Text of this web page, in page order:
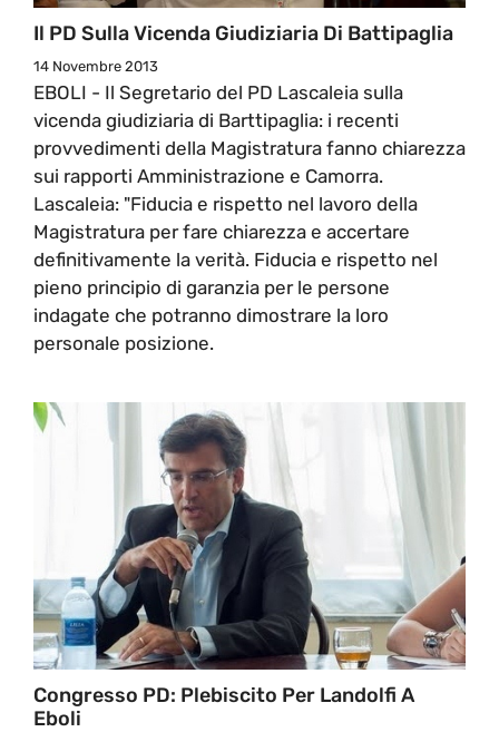
Il PD Sulla Vicenda Giudiziaria Di Battipaglia
14 Novembre 2013
EBOLI - Il Segretario del PD Lascaleia sulla
vicenda giudiziaria di Barttipaglia: i recenti
provvedimenti della Magistratura fanno chiarezza
sui rapporti Amministrazione e Camorra.
Lascaleia: "Fiducia e rispetto nel lavoro della
Magistratura per fare chiarezza e accertare
definitivamente la verità. Fiducia e rispetto nel
pieno principio di garanzia per le persone
indagate che potranno dimostrare la loro
personale posizione.
Congresso PD: Plebiscito Per Landolfi A
Eboli